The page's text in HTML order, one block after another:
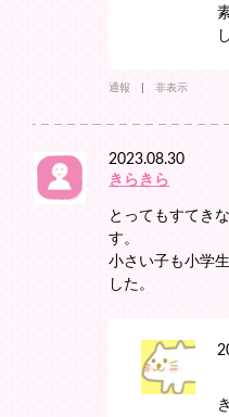
通報 非表示
2023.08.30
きらきら
とってもすてき
す。
小さい子も小学
した。